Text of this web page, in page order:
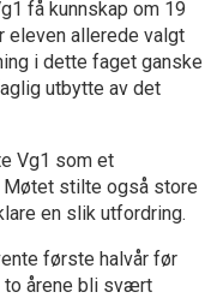
få kunnskap om 19
eleven allerede valgt
i dette faget ganske
utbytte av det
Vg1 som et
Møtet stilte også store
en slik utfordring.
første halvår før
to årene bli svært